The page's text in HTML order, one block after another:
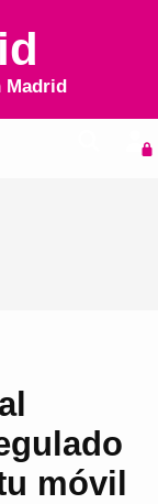
Madrid
móvil